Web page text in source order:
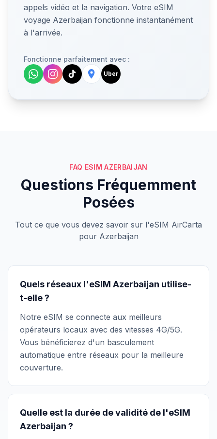
appels vidéo et la navigation. Votre eSIM
voyage Azerbaijan fonctionne instantanément
à l'arrivée.
Fonctionne parfaitement avec :
Uber
FAQ ESIM AZERBAIJAN
Questions Fréquemment
Posées
Tout ce que vous devez savoir sur l'eSIM AirCarta
pour Azerbaijan
Quels réseaux l'eSIM Azerbaijan utilise-
t-elle ?
Notre eSIM se connecte aux meilleurs
opérateurs locaux avec des vitesses 4G/5G.
Vous bénéficierez d'un basculement
automatique entre réseaux pour la meilleure
couverture.
Quelle est la durée de validité de l'eSIM
Azerbaijan ?